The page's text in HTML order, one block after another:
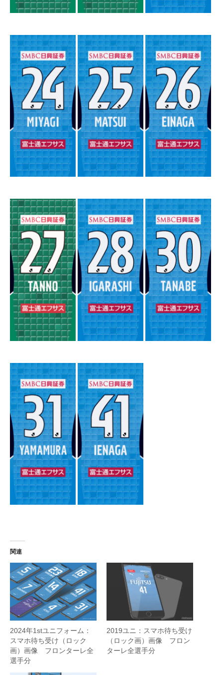
関連
2024年1stユニフォーム：
スマホ待ち受け（ロック
画）画像 フロンターレ全
選手分
2019ユニ：スマホ待ち受け
（ロック画）画像 フロン
ターレ全選手分